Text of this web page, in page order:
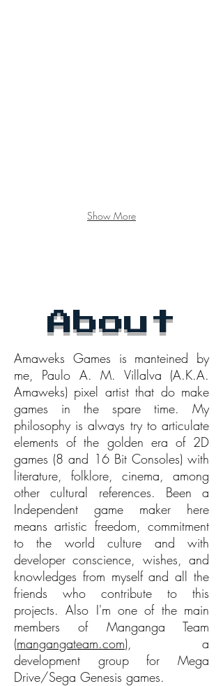
Show More
About
Amaweks Games is manteined by
me, Paulo A. M. Villalva (A.K.A.
Amaweks) pixel artist that do make
games in the spare time. My
philosophy is always try to articulate
elements of the golden era of 2D
games (8 and 16 Bit Consoles) with
literature, folklore, cinema, among
other cultural references. Been a
Independent game maker here
means artistic freedom, commitment
to the world culture and with
developer conscience, wishes, and
knowledges from myself and all the
friends who contribute to this
projects. Also I'm one of the main
members of Manganga Team
(mangangateam.com), a
development group for Mega
Drive/Sega Genesis games.